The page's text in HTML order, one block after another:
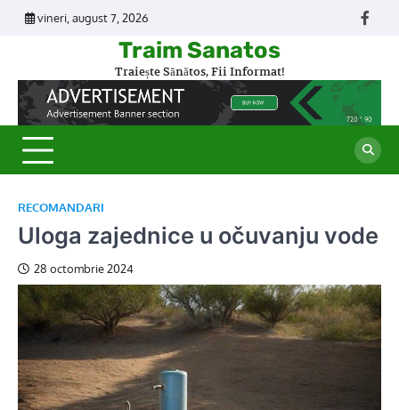
Skip
vineri, august 7, 2026
Traim Sanatos
Traiește Sănătos, Fii Informat!
RECOMANDARI
Uloga zajednice u očuvanju vode
28 octombrie 2024